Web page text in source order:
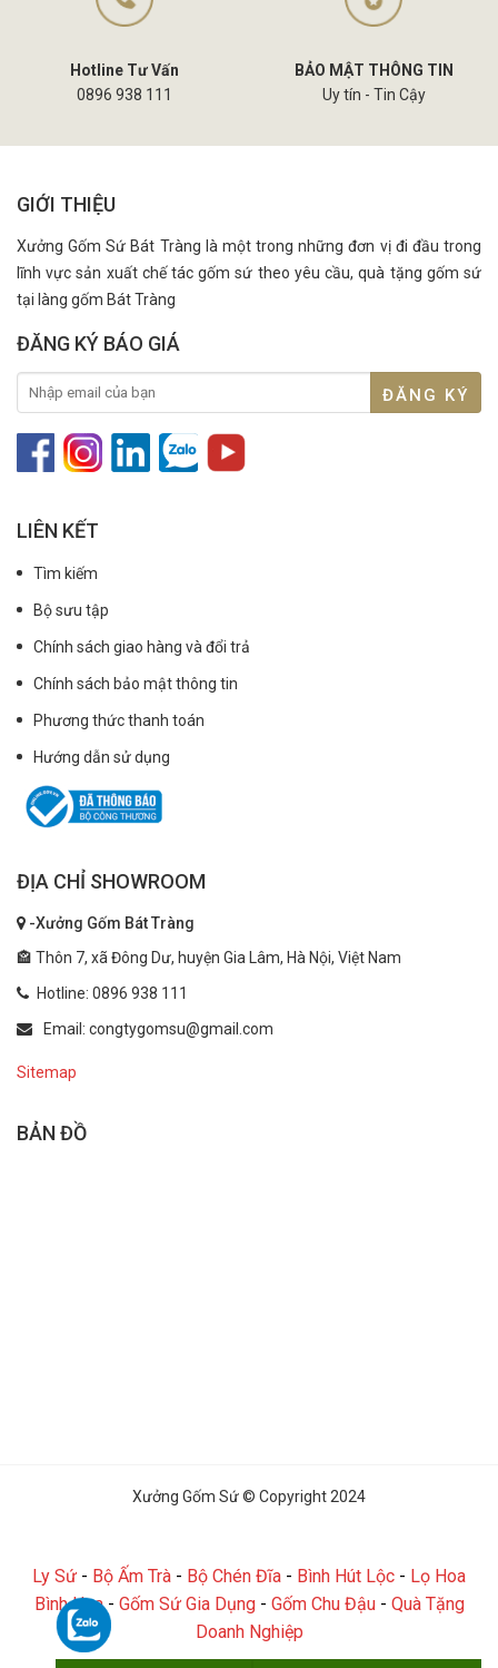
Hotline Tư Vấn
0896 938 111
BẢO MẬT THÔNG TIN
Uy tín - Tin Cậy
GIỚI THIỆU
Xưởng Gốm Sứ Bát Tràng là một trong những đơn vị đi đầu trong
lĩnh vực sản xuất chế tác gốm sứ theo yêu cầu, quà tặng gốm sứ
tại làng gốm Bát Tràng
ĐĂNG KÝ BÁO GIÁ
LIÊN KẾT
Tìm kiếm
Bộ sưu tập
Chính sách giao hàng và đổi trả
Chính sách bảo mật thông tin
Phương thức thanh toán
Hướng dẫn sử dụng
ĐỊA CHỈ SHOWROOM
-Xưởng Gốm Bát Tràng
🏤 Thôn 7, xã Đông Dư, huyện Gia Lâm, Hà Nội, Việt Nam
Hotline: 0896 938 111
Email: congtygomsu@gmail.com
Sitemap
BẢN ĐỒ
Xưởng Gốm Sứ © Copyright 2024
Ly Sứ - Bộ Ấm Trà - Bộ Chén Đĩa - Bình Hút Lộc - Lọ Hoa
Bình Hoa- Gốm Sứ Gia Dụng- Gốm Chu Đậu- Quà Tặng
Doanh Nghiệp